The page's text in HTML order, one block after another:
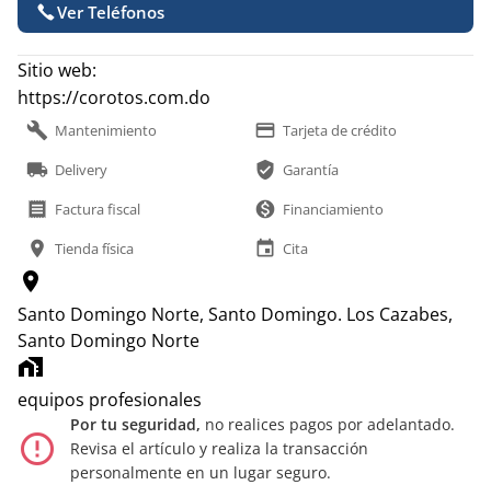
Ver Teléfonos
Sitio web:
https://corotos.com.do
build Mantenimiento payment Tarjeta de crédito
local_shipping Delivery verified_user Garantía
receipt Factura fiscal monetization_on Financiamiento
location_on Tienda física event Cita
location_on
Santo Domingo Norte, Santo Domingo. Los Cazabes,
Santo Domingo Norte
home_work
equipos profesionales
error_outline
Por tu seguridad, no realices pagos por adelantado.
Revisa el artículo y realiza la transacción
personalmente en un lugar seguro.